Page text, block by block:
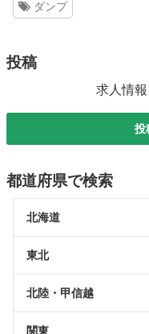
ダンプ
投稿
求人情
投
都道府県で検索
北海道
東北
北陸・甲信越
関東